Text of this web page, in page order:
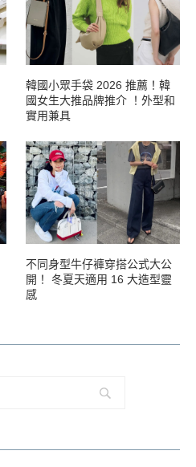
韓國小眾手袋 2026 推薦！韓
國女生大推品牌推介 ！外型和
實用兼具
不同身型牛仔褲穿搭公式大公
開！ 冬夏天適用 16 大造型靈
感